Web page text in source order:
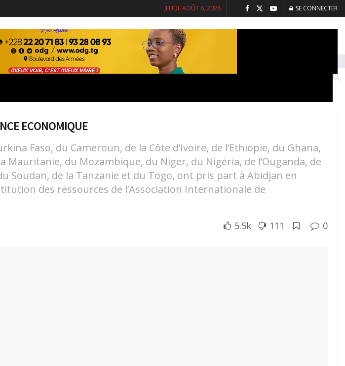
JEUDI, AOÛT 6, 2026 SE CONNECTER
DÉVELOPPEMENT EDUCATION INTERVIEWS SANTE
ECONOMIQUE
Faso, du Cameroun, de la Côte d’Ivoire, de l’Ethiopie, du Ghana,
Mauritanie, du Mozambique, du Niger, du Nigéria, de l’Ouganda, de
Soudan, de la Tanzanie et du Togo, ont pris part à Abidjan en
des ressources de l’Association Internationale de
5.5k 111 0